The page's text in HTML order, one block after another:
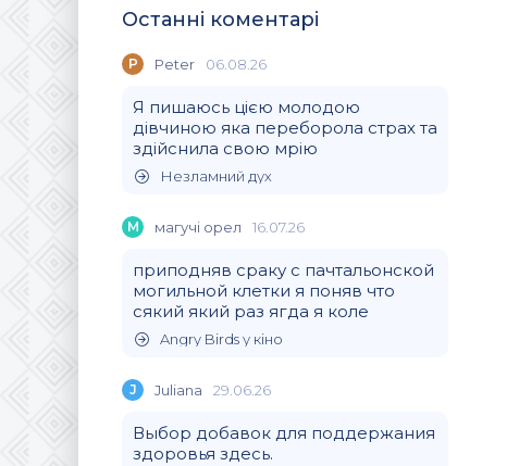
Останні коментарі
P Peter 06.08.26
Я пишаюсь цією молодою
дівчиною яка переборола страх та
здійснила свою мрію
Незламний дух
М магучi орел 16.07.26
приподняв сраку с пачтальонской
могильной клетки я поняв что
сякий який раз ягда я коле
Angry Birds у кіно
J Juliana 29.06.26
Выбор добавок для поддержания
здоровья здесь.